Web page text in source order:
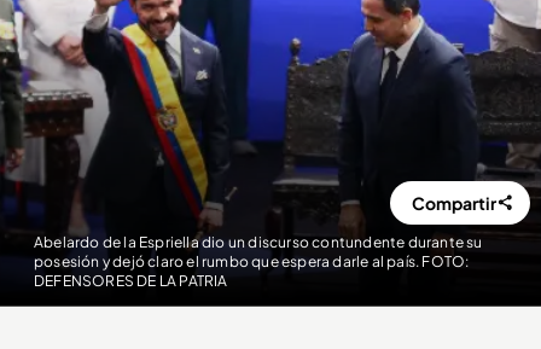
Abelardo de la Espriella dio un discurso contundente durante su
posesión y dejó claro el rumbo que espera darle al país. FOTO:
DEFENSORES DE LA PATRIA
Compartir